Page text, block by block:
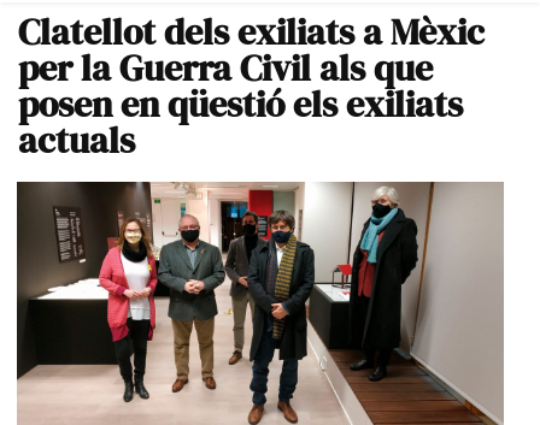
Clatellot dels exiliats a Mèxic
per la Guerra Civil als que
posen en qüestió els exiliats
actuals